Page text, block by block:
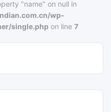
"name" on null in
wp-
single.php on line7